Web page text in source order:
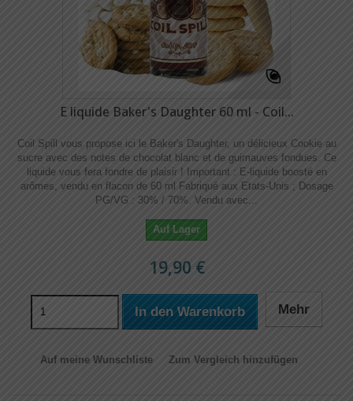
E liquide Baker's Daughter 60 ml - Coil...
Coil Spill vous propose ici le Baker's Daughter, un délicieux Cookie au
sucre avec des notes de chocolat blanc et de guimauves fondues. Ce
liquide vous fera fondre de plaisir ! Important : E-liquide boosté en
arômes, vendu en flacon de 60 ml Fabriqué aux Etats-Unis ; Dosage
PG/VG : 30% / 70%. Vendu avec...
Auf Lager
19,90 €
In den Warenkorb Mehr
Auf meine Wunschliste Zum Vergleich hinzufügen